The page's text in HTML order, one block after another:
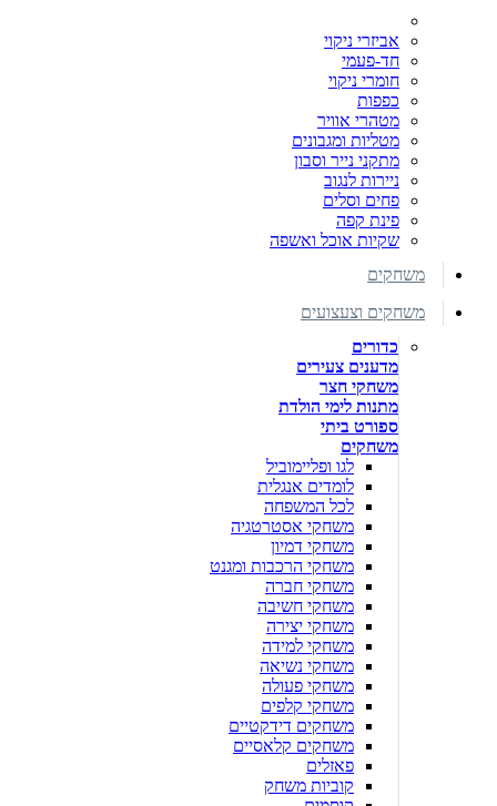
אביזרי ניקוי
חד-פעמי
חומרי ניקוי
כפפות
מטהרי אוויר
מטליות ומגבונים
מתקני נייר וסבון
ניירות לנגוב
פחים וסלים
פינת קפה
שקיות אוכל ואשפה
משחקים
משחקים וצעצועים
כדורים
מדענים צעירים
משחקי חצר
מתנות לימי הולדת
ספורט ביתי
משחקים
לגו ופליימוביל
לומדים אנגלית
לכל המשפחה
משחקי אסטרטגיה
משחקי דמיון
משחקי הרכבות ומגנט
משחקי חברה
משחקי חשיבה
משחקי יצירה
משחקי למידה
משחקי נשיאה
משחקי פעולה
משחקי קלפים
משחקים דידקטיים
משחקים קלאסיים
פאזלים
קוביות משחק